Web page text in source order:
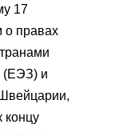
17
о правах
(ЕЭЗ) и
концу